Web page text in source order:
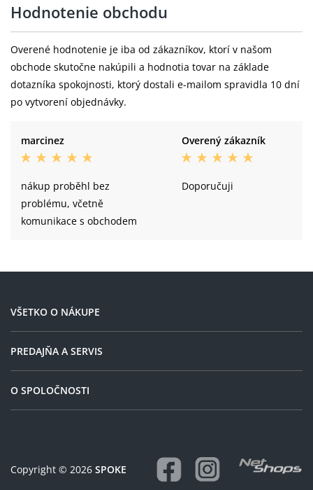
Hodnotenie obchodu
Overené hodnotenie je iba od zákazníkov, ktorí v našom
obchode skutočne nakúpili a hodnotia tovar na základe
dotazníka spokojnosti, ktorý dostali e-mailom spravidla 10 dní
po vytvorení objednávky.
marcinez
nákup proběhl bez
problému, včetně
komunikace s obchodem
Overený zákazník
Doporučuji
VŠETKO O NÁKUPE
PREDAJŇA A SERVIS
O SPOLOČNOSTI
Copyright © 2026 SPOKE